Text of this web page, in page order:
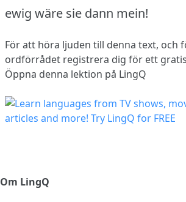
ewig wäre sie dann mein!
För att höra ljuden till denna text, och
ordförrådet registrera dig för ett
Öppna denna lektion på LingQ
Om LingQ